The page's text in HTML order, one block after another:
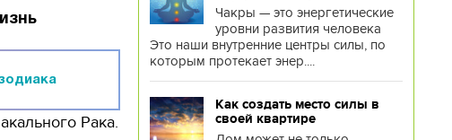
Рака.
Чакры — это энергетические
уровни развития человека
Это наши внутренние центры силы, по
которым протекает энер....
Как создать место силы в
своей квартире